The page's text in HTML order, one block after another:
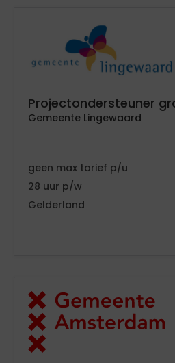
Projectondersteuner
Gemeente Lingewaard
geen
tarief
28
Gelderland